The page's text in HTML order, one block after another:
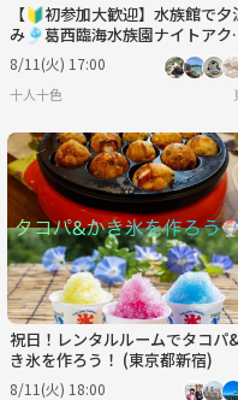
【🔰初参加大歓迎】水族館で夕
み🎐葛西臨海水族園ナイトアク
リウム【特別回】
8/11(火) 17:00
十人十色
祝日！レンタルルームでタコパ
き氷を作ろう！ (東京都新宿)
8/11(火) 18:00